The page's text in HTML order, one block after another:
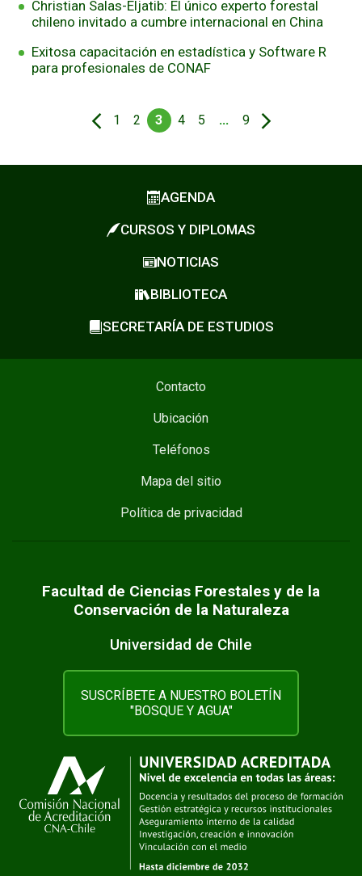
Christian Salas-Eljatib: El único experto forestal
chileno invitado a cumbre internacional en China
Exitosa capacitación en estadística y Software R
para profesionales de CONAF
1 2 3 4 5 ... 9
AGENDA
CURSOS Y DIPLOMAS
NOTICIAS
BIBLIOTECA
SECRETARÍA DE ESTUDIOS
Contacto
Ubicación
Teléfonos
Mapa del sitio
Política de privacidad
Facultad de Ciencias Forestales y de la
Conservación de la Naturaleza
Universidad de Chile
SUSCRÍBETE A NUESTRO BOLETÍN
"BOSQUE Y AGUA"